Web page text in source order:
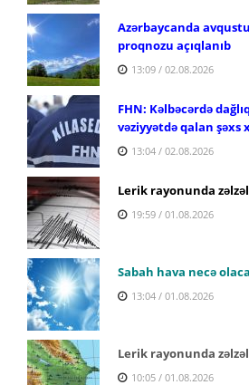
Azərbaycanda
proqnozu açıqlanıb
13:09 / 02.08.2026
FHN: Kəlbəcərdə
vəziyyətdə qalan şəxs
13:04 / 02.08.2026
Lerik rayonunda
19:59 / 01.08.2026
Sabah hava necə
13:04 / 01.08.2026
Lerik rayonunda
10:05 / 01.08.2026